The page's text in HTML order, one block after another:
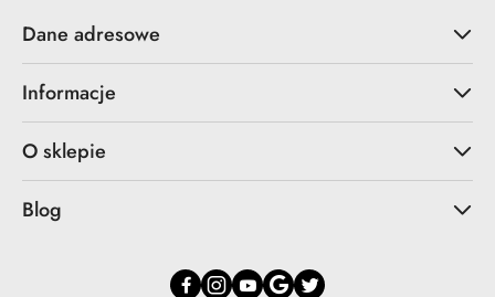
Dane adresowe
Informacje
O sklepie
Blog